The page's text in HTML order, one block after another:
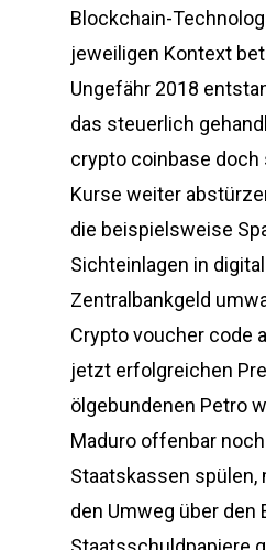
Blockchain-
jeweiligen Kontext
Ungefähr 2018
das steuerlich
crypto coinbase
Kurse weiter
die beispielsweise
Sichteinlagen in
Zentralbankgeld
Crypto voucher code
jetzt erfolgreichen
ölgebundenen Petro
Maduro offenbar
Staatskassen
den Umweg über den